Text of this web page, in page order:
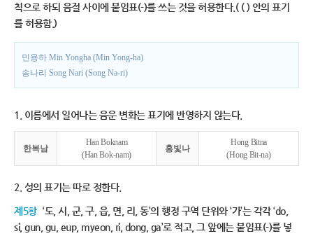
칙으로 하되 음절 사이에 붙임표(-)를 쓰는 것을 허용한다.( ( ) 안의 표기
를 허용함.)
민용하 Min Yongha (Min Yong-ha)
송나리 Song Nari (Song Na-ri)
1. 이름에서 일어나는 음운 변화는 표기에 반영하지 않는다.
한복남
Han Boknam
(Han Bok-nam)
홍빛나
Hong Bitna
(Hong Bit-na)
2. 성의 표기는 따로 정한다.
제5항 ‘도, 시, 군, 구, 읍, 면, 리, 동’의 행정 구역 단위와 ‘가’는 각각 ‘do,
si, gun, gu, eup, myeon, ri, dong, ga’로 적고, 그 앞에는 붙임표(-)를 넣